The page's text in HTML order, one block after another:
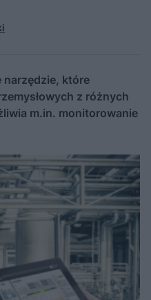
narzędzie, które
z różnych
m.in. monitorowanie